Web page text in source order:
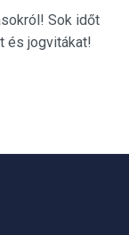
Sok időt
és jogvitákat!